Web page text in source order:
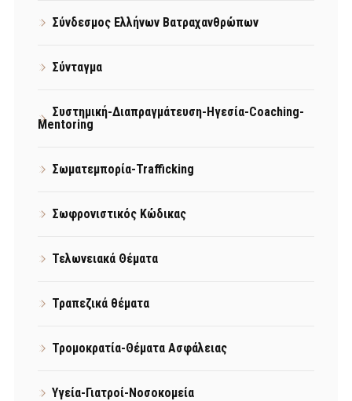
Σύνδεσμος Ελλήνων Βατραχανθρώπων
Σύνταγμα
Συστημική-Διαπραγμάτευση-Ηγεσία-Coaching-
Mentoring
Σωματεμπορία-Trafficking
Σωφρονιστικός Κώδικας
Τελωνειακά Θέματα
Τραπεζικά θέματα
Τρομοκρατία-Θέματα Ασφάλειας
Υγεία-Γιατροί-Νοσοκομεία